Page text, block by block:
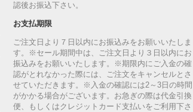
認後お振込下さい。
お支払期限
ご注文日より７日以内にお振込みをお願いいたしま
す。※セール期間中は、ご注文日より３日以内にお
振込みをお願いいたします。※期限内にご入金の確
認がとれなかった際には、ご注文をキャンセルとさ
せていただきます。※入金の確認には2～3日の時間
がかかる場合がございます。お急ぎの際は代金引換
便、もしくはクレジットカード支払いをご利用下さ